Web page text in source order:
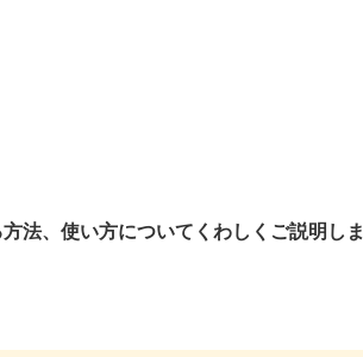
法、使い方についてくわしくご説明しま